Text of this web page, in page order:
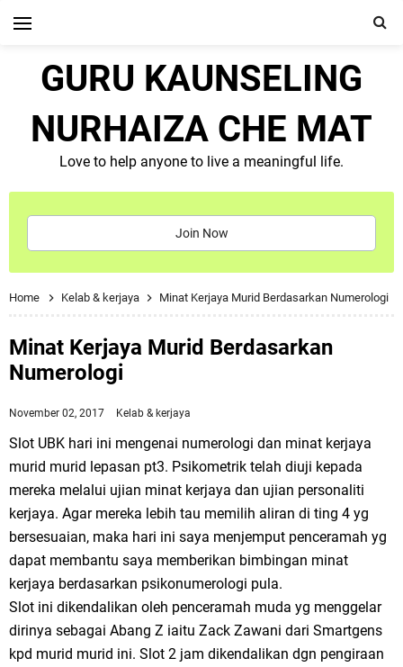
GURU KAUNSELING
NURHAIZA CHE MAT
Love to help anyone to live a meaningful life.
Join Now
Home Kelab & kerjaya Minat Kerjaya Murid Berdasarkan Numerologi
Minat Kerjaya Murid Berdasarkan
Numerologi
November 02, 2017 Kelab & kerjaya
Slot UBK hari ini mengenai numerologi dan minat kerjaya
murid murid lepasan pt3. Psikometrik telah diuji kepada
mereka melalui ujian minat kerjaya dan ujian personaliti
kerjaya. Agar mereka lebih tau memilih aliran di ting 4 yg
bersesuaian, maka hari ini saya menjemput penceramah yg
dapat membantu saya memberikan bimbingan minat
kerjaya berdasarkan psikonumerologi pula.
Slot ini dikendalikan oleh penceramah muda yg menggelar
dirinya sebagai Abang Z iaitu Zack Zawani dari Smartgens
kpd murid murid ini. Slot 2 jam dikendalikan dgn pengiraan